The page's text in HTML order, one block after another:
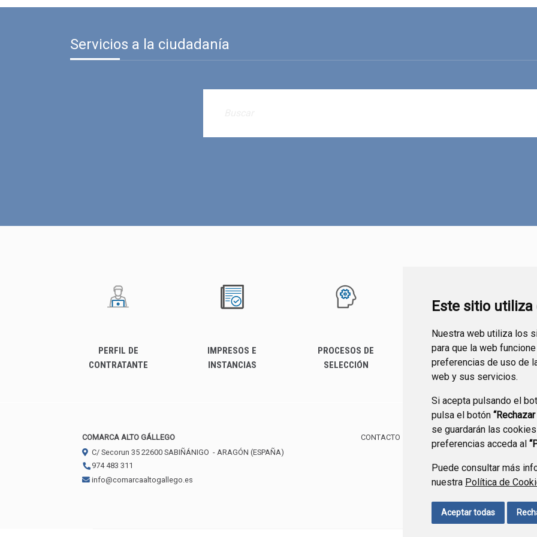
Este sitio
Nuestra web utiliza los
para que la web
preferencias de uso de
web y sus servicios.
Si acepta pulsando el
pulsa el botón
se guardarán las
preferencias acceda al
Puede consultar más
nuestra Política de
Aceptar todas
Servicios a la ciudadanía
PERFIL DE
CONTRATANTE
IMPRESOS E
INSTANCIAS
PROCESOS DE
SELECCIÓN
SERVICIOS
COMARCA ALTO GÁLLEGO
C/ Secorun 35 22600 SABIÑÁNIGO - ARAGÓN (ESPAÑA)
974 483 311
info@comarcaaltogallego.es
CONTACTO